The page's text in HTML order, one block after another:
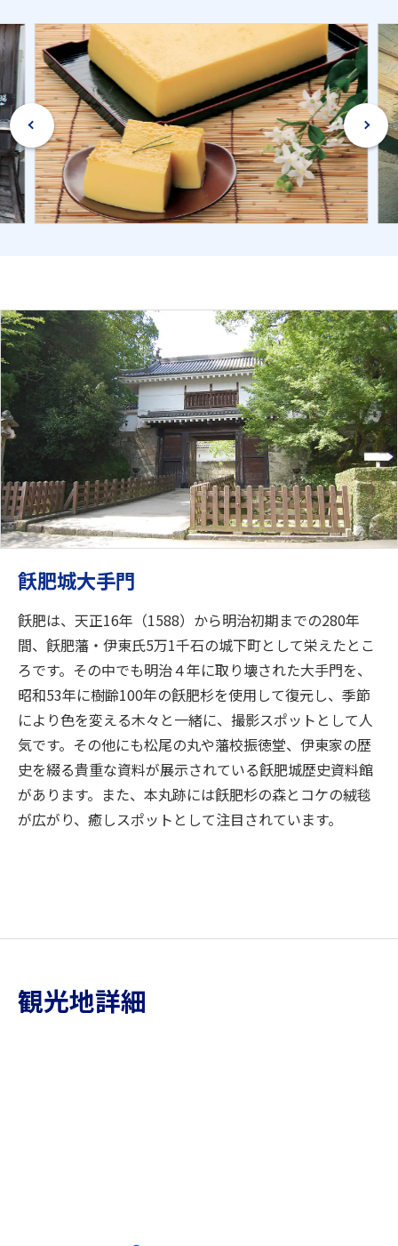
飫肥城大手門
飫肥は、天正16年（1588）から明治初期までの280年
間、飫肥藩・伊東氏5万1千石の城下町として栄えたとこ
ろです。その中でも明治４年に取り壊された大手門を、
昭和53年に樹齢100年の飫肥杉を使用して復元し、季節
により色を変える木々と一緒に、撮影スポットとして人
気です。その他にも松尾の丸や藩校振徳堂、伊東家の歴
史を綴る貴重な資料が展示されている飫肥城歴史資料館
があります。また、本丸跡には飫肥杉の森とコケの絨毯
が広がり、癒しスポットとして注目されています。
観光地詳細